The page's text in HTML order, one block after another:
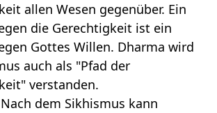
allen Wesen gegenüber. Ein
die Gerechtigkeit ist ein
Gottes Willen. Dharma wird
auch als "Pfad der
verstanden.
dem Sikhismus kann